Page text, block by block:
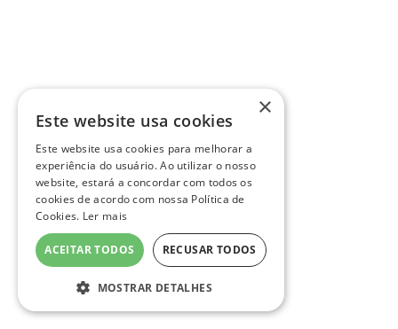
×
Este website usa cookies
Este website usa cookies para melhorar a
experiência do usuário. Ao utilizar o nosso
website, estará a concordar com todos os
cookies de acordo com nossa Política de
Cookies. Ler mais
ACEITAR TODOS RECUSAR TODOS
MOSTRAR DETALHES